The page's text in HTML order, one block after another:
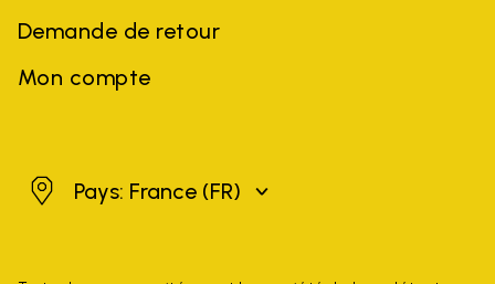
Demande de retour
Mon compte
FrancePays: France (FR)